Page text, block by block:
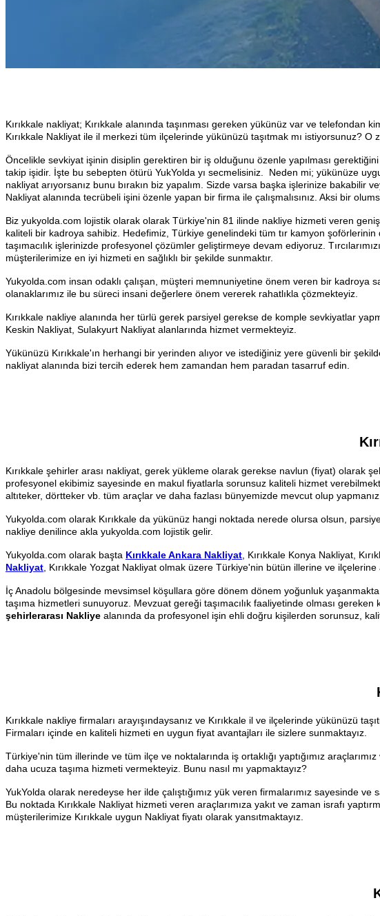
Kırıkkale nakliyat; Kırıkkale alanında taşınması gereken yükünüz var ve
Kırıkkale Nakliyat ile il merkezi tüm ilçelerinde yükünüzü taşıtmak mı istiyorsunuz?
Öncelikle sevkiyat işinin disiplin gerektiren bir iş olduğunu özenle yapılması
takip işidir. İşte bu sebepten ötürü YukYolda yı secmelisiniz. Neden mi; yükünüze
nakliyat arıyorsanız bunu bırakın biz yapalım. Sizde varsa başka işlerinize
Nakliyat alanında tecrübeli işini özenle yapan bir firma ile çalışmalısınız. Aksi bir
Biz yukyolda.com lojistik olarak olarak Türkiye'nin 81 ilinde nakliye hizmeti veren
kaliteli bir kadroya sahibiz. Hedefimiz, Türkiye genelindeki tüm tır kamyon
taşımacılık işlerinizde profesyonel çözümler geliştirmeye devam ediyoruz.
müşterilerimize en iyi hizmeti en sağlıklı bir şekilde sunmaktır.
Yukyolda.com insan odaklı çalışan, müşteri memnuniyetine önem veren bir kadroya
olanaklarımız ile bu süreci insani değerlere önem vererek rahatlıkla çözmekteyiz.
Kırıkkale nakliye alanında her türlü gerek parsiyel gerekse de komple sevkiyatlar
Keskin Nakliyat, Sulakyurt Nakliyat alanlarında hizmet vermekteyiz.
Yükünüzü Kırıkkale'ın herhangi bir yerinden alıyor ve istediğiniz yere güvenli bir
nakliyat alanında bizi tercih ederek hem zamandan hem paradan tasarruf edin.
Kırıkkale şehirler arası nakliyat, gerek yükleme olarak gerekse navlun (fiyat) olarak
profesyonel ekibimiz sayesinde en makul fiyatlarla sorunsuz kaliteli hizmet
altıteker, dörtteker vb. tüm araçlar ve daha fazlası bünyemizde mevcut olup
Yukyolda.com olarak Kırıkkale da yükünüz hangi noktada nerede olursa olsun,
nakliye denilince akla yukyolda.com lojistik gelir.
Yukyolda.com olarak başta Kırıkkale Ankara Nakliyat , Kırıkkale Konya Nakliyat,
Nakliyat , Kırıkkale Yozgat Nakliyat olmak üzere Türkiye'nin bütün illerine ve ilçelerine
İç Anadolu bölgesinde mevsimsel köşullara göre dönem dönem yoğunluk
taşıma hizmetleri sunuyoruz. Mevzuat gereği taşımacılık faaliyetinde olması
şehirlerarası Nakliye alanında da profesyonel işin ehli doğru kişilerden sorunsuz,
Kırıkkale nakliye firmaları arayışındaysanız ve Kırıkkale il ve ilçelerinde yükünüzü
Firmaları içinde en kaliteli hizmeti en uygun fiyat avantajları ile sizlere sunmaktayız.
Türkiye'nin tüm illerinde ve tüm ilçe ve noktalarında iş ortaklığı yaptığımız
daha ucuza taşıma hizmeti vermekteyiz. Bunu nasıl mı yapmaktayız?
YukYolda olarak neredeyse her ilde çalıştığımız yük veren firmalarımız sayesinde
Bu noktada Kırıkkale Nakliyat hizmeti veren araçlarımıza yakıt ve zaman israfı
müşterilerimize Kırıkkale uygun Nakliyat fiyatı olarak yansıtmaktayız.